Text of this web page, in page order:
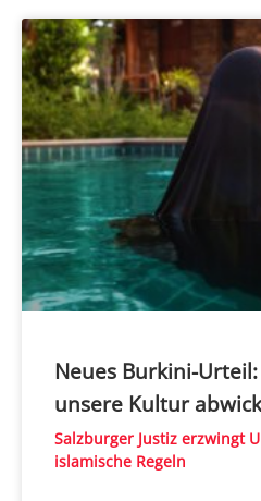
Neues Burkini-
unsere Kultur
Salzburger Justiz erzwingt
islamische Regeln